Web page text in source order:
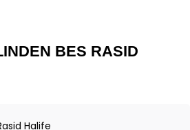
BES RASID
Halife